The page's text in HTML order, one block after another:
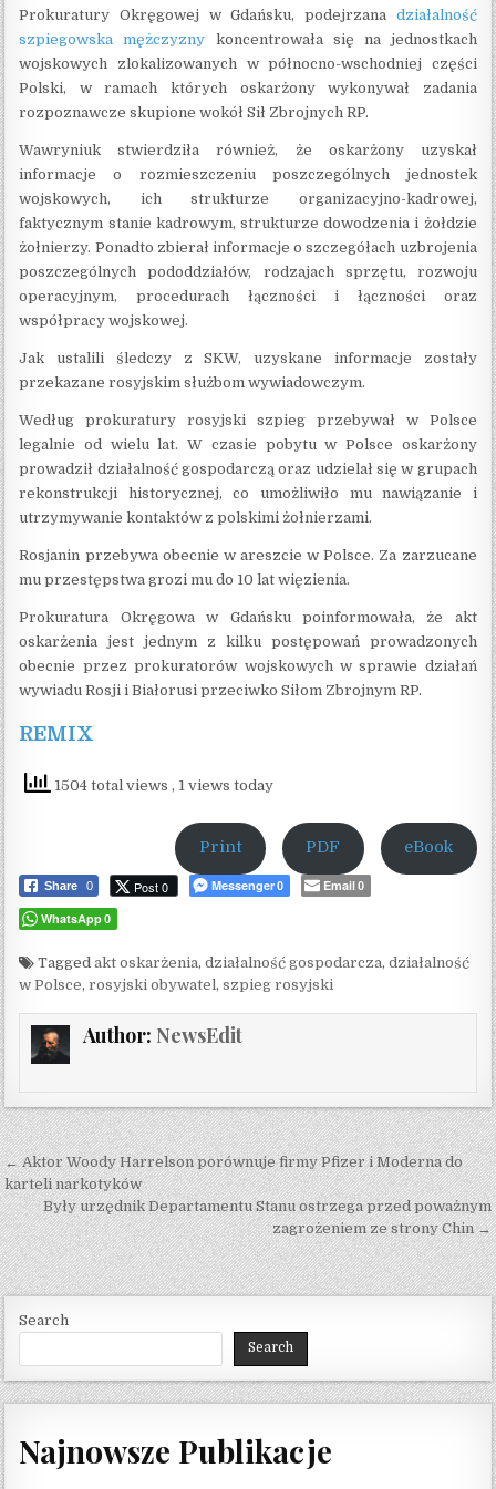
Prokuratury Okręgowej w Gdańsku, podejrzana działalność
szpiegowska mężczyzny koncentrowała się na jednostkach
wojskowych zlokalizowanych w północno-wschodniej części
Polski, w ramach których oskarżony wykonywał zadania
rozpoznawcze skupione wokół Sił Zbrojnych RP.
Wawryniuk stwierdziła również, że oskarżony uzyskał
informacje o rozmieszczeniu poszczególnych jednostek
wojskowych, ich strukturze organizacyjno-kadrowej,
faktycznym stanie kadrowym, strukturze dowodzenia i żołdzie
żołnierzy. Ponadto zbierał informacje o szczegółach uzbrojenia
poszczególnych pododdziałów, rodzajach sprzętu, rozwoju
operacyjnym, procedurach łączności i łączności oraz
współpracy wojskowej.
Jak ustalili śledczy z SKW, uzyskane informacje zostały
przekazane rosyjskim służbom wywiadowczym.
Według prokuratury rosyjski szpieg przebywał w Polsce
legalnie od wielu lat. W czasie pobytu w Polsce oskarżony
prowadził działalność gospodarczą oraz udzielał się w grupach
rekonstrukcji historycznej, co umożliwiło mu nawiązanie i
utrzymywanie kontaktów z polskimi żołnierzami.
Rosjanin przebywa obecnie w areszcie w Polsce. Za zarzucane
mu przestępstwa grozi mu do 10 lat więzienia.
Prokuratura Okręgowa w Gdańsku poinformowała, że akt
oskarżenia jest jednym z kilku postępowań prowadzonych
obecnie przez prokuratorów wojskowych w sprawie działań
wywiadu Rosji i Białorusi przeciwko Siłom Zbrojnym RP.
REMIX
1504 total views , 1 views today
Print PDF eBook
Share 0 Post 0 Messenger 0 Email 0
WhatsApp 0
Taggedakt oskarżenia,działalność gospodarcza,działalność
w Polsce,rosyjski obywatel,szpieg rosyjski
Author: NewsEdit
Post navigation
← Aktor Woody Harrelson porównuje firmy Pfizer i Moderna do
karteli narkotyków
Były urzędnik Departamentu Stanu ostrzega przed poważnym
zagrożeniem ze strony Chin →
Search
Search
Najnowsze Publikacje